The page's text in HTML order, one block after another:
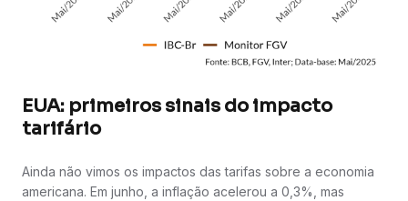
EUA: primeiros sinais do impacto
tarifário
Ainda não vimos os impactos das tarifas sobre a economia
americana. Em junho, a inflação acelerou a 0,3%, mas